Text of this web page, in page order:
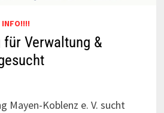
INFO!!!!
Verwaltung &
Mayen-Koblenz e. V. sucht